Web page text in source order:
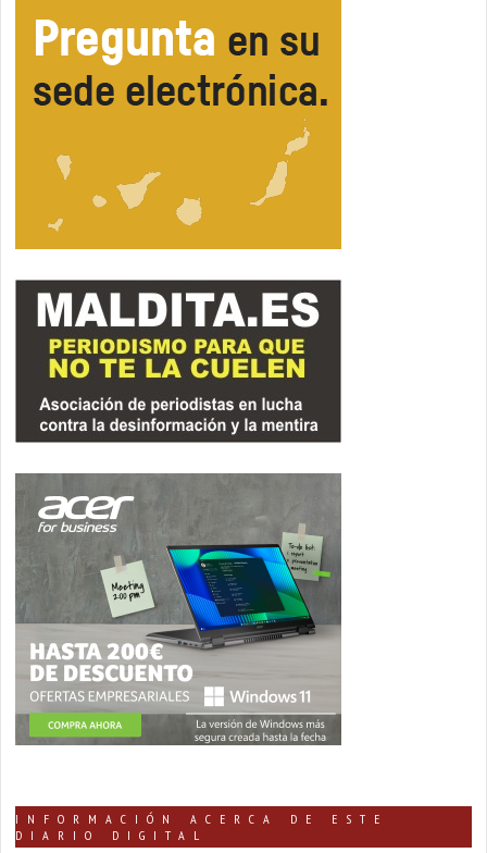
INFORMACIÓN ACERCA DE ESTE
DIARIO DIGITAL